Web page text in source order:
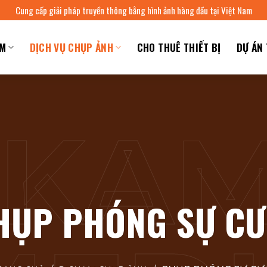
Cung cấp giải pháp truyền thông bằng hình ảnh hàng đầu tại Việt Nam
DỊCH VỤ CHỤP ẢNH CHO THUÊ THIẾT BỊ DỰ ÁN
PHÓNG SỰ